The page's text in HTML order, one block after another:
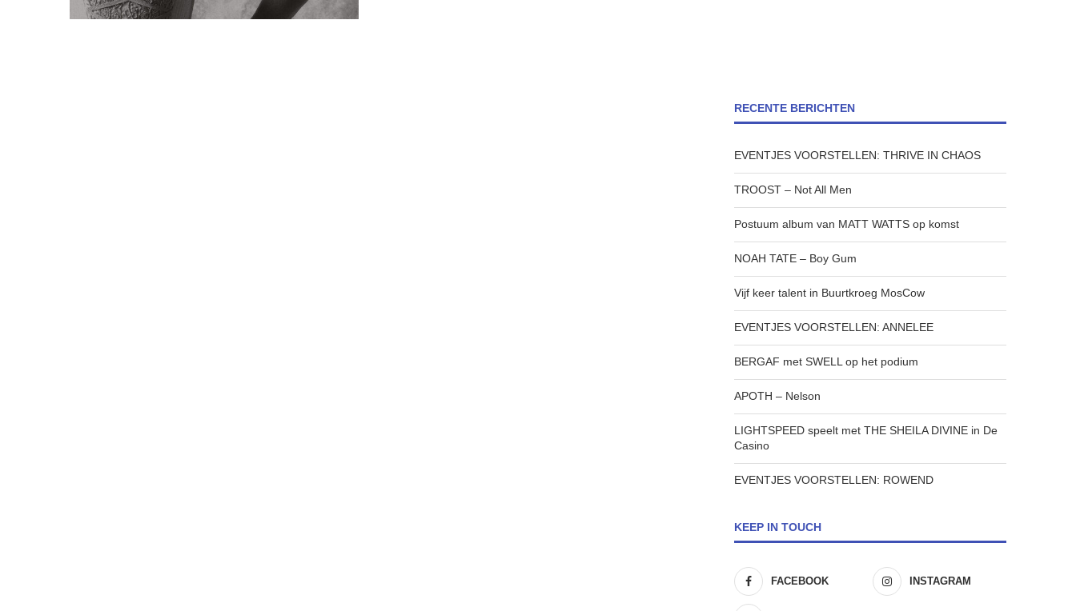
RECENTE BERICHTEN
EVENTJES VOORSTELLEN: THRIVE IN CHAOS
TROOST – Not All Men
Postuum album van MATT WATTS op komst
NOAH TATE – Boy Gum
Vijf keer talent in Buurtkroeg MosCow
EVENTJES VOORSTELLEN: ANNELEE
BERGAF met SWELL op het podium
APOTH – Nelson
LIGHTSPEED speelt met THE SHEILA DIVINE in De
Casino
EVENTJES VOORSTELLEN: ROWEND
KEEP IN TOUCH
FACEBOOK INSTAGRAM